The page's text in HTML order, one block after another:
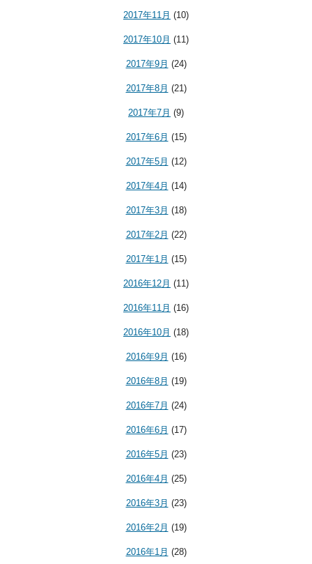
2017年11月 (10)
2017年10月 (11)
2017年9月 (24)
2017年8月 (21)
2017年7月 (9)
2017年6月 (15)
2017年5月 (12)
2017年4月 (14)
2017年3月 (18)
2017年2月 (22)
2017年1月 (15)
2016年12月 (11)
2016年11月 (16)
2016年10月 (18)
2016年9月 (16)
2016年8月 (19)
2016年7月 (24)
2016年6月 (17)
2016年5月 (23)
2016年4月 (25)
2016年3月 (23)
2016年2月 (19)
2016年1月 (28)